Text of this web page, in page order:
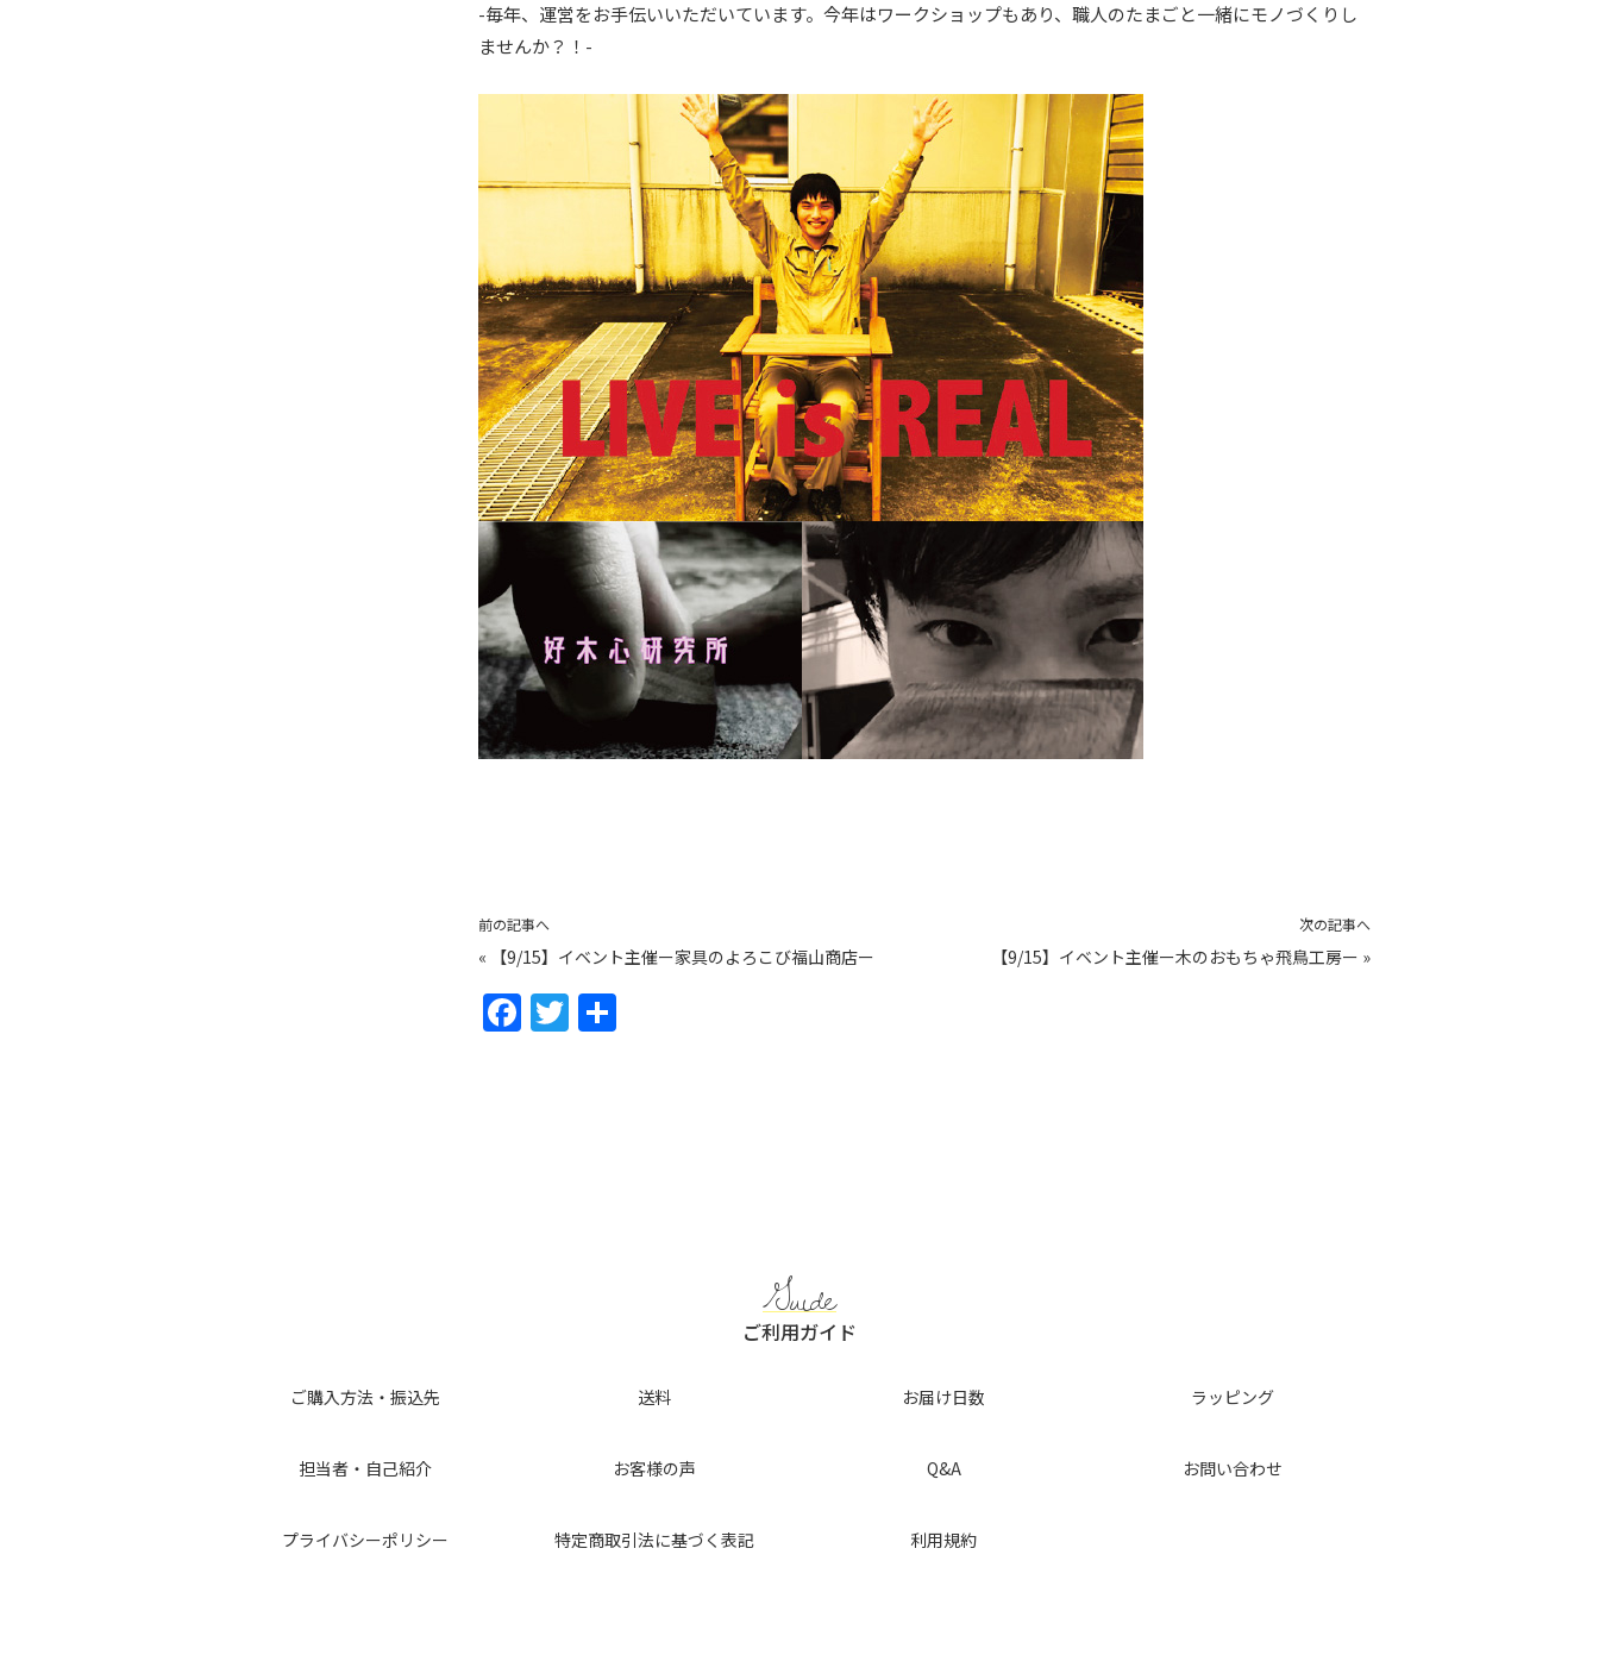
-毎年、運営をお手伝いいただいています。今年はワークショップもあり、職人のたまごと一緒にモノづくりし
ませんか？！-
前の記事へ
« 【9/15】イベント主催ー家具のよろこび福山商店ー
次の記事へ
【9/15】イベント主催ー木のおもちゃ飛鳥工房ー »
F T
Guide
ご利用ガイド
ご購入方法・振込先 送料 お届け日数 ラッピング
担当者・自己紹介 お客様の声 Q&A お問い合わせ
プライバシーポリシー 特定商取引法に基づく表記 利用規約